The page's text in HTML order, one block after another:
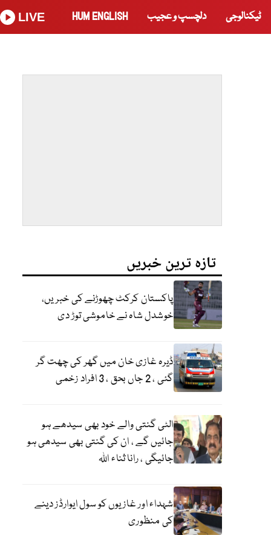
ٹیکنالوجی دلچسپ و عجیب HUM ENGLISH
LIVE
تازہ ترین خبریں
پاکستان کرکٹ چھوڑنے کی خبریں،
خوشدل شاہ نے خاموشی توڑ دی
ڈیرہ غازی خان میں گھر کی چھت گر
گئی ، 2 جاں بحق ، 3 افراد زخمی
الٹی گنتی والے خود بھی سیدھے ہو
جائیں گے ، ان کی گنتی بھی سیدھی ہو
جائیگی ، رانا ثناء اللہ
شہداء اور غازیوں کو سول ایوارڈز دینے
کی منظوری